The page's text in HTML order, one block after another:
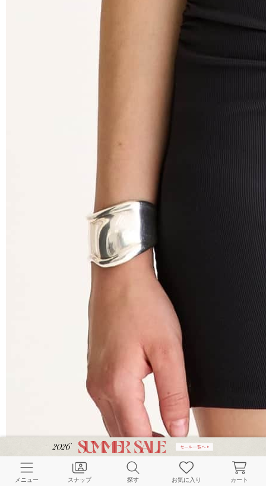
メニュー スナップ 探す お気に入り カート